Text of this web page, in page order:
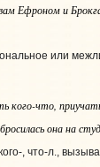
Ефроном и
или
кого-что,
она на
, что‑л.,